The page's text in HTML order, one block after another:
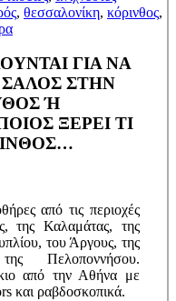
, θεσσαλονίκη, κόρινθος,
ΓΙΑ ΝΑ
ΣΤΗΝ
Ή
ΞΕΡΕΙ ΤΙ
από τις περιοχές
της Καλαμάτας, της
του Άργους, της
Πελοποννήσου.
από την Αθήνα με
και ραβδοσκοπικά.